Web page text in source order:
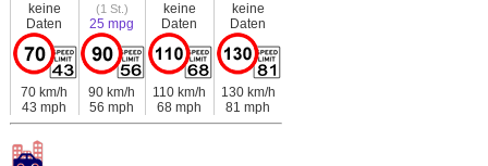
keine
Daten
(1 St.)
25 mpg
keine
Daten
keine
Daten
70 km/h
43 mph
90 km/h
56 mph
110 km/h
68 mph
130 km/h
81 mph